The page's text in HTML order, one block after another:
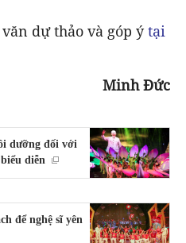
dự thảo và góp ýtại
Minh Đức
dưỡng đối với
diễn
để nghệ sĩ yên